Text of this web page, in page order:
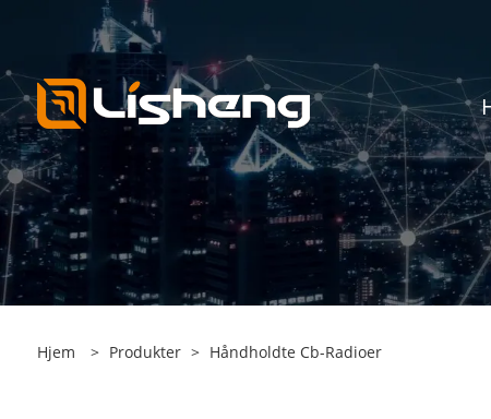
Hjem > Produkter > Håndholdte Cb-Radioer